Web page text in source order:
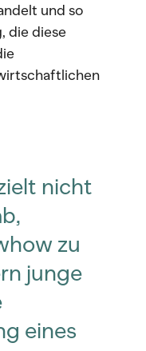
und so
die diese
nicht
zu
junge
eines